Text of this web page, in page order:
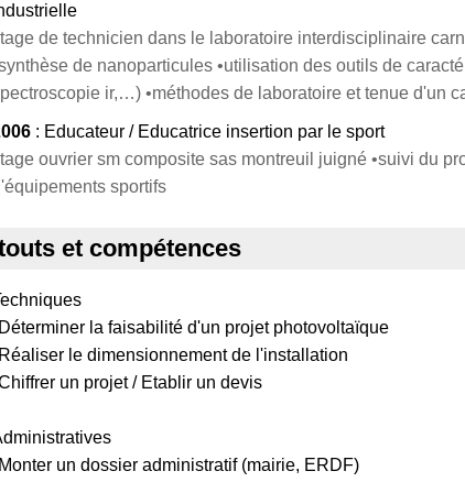
de technicien dans le laboratoire interdisciplinaire
de nanoparticules •utilisation des outils de
ir,…) •méthodes de laboratoire et tenue d'un
: Educateur / Educatrice insertion par le sport
ouvrier sm composite sas montreuil juigné •suivi du
sportifs
et compétences
la faisabilité d'un projet photovoltaïque
le dimensionnement de l'installation
un projet / Etablir un devis
un dossier administratif (mairie, ERDF)